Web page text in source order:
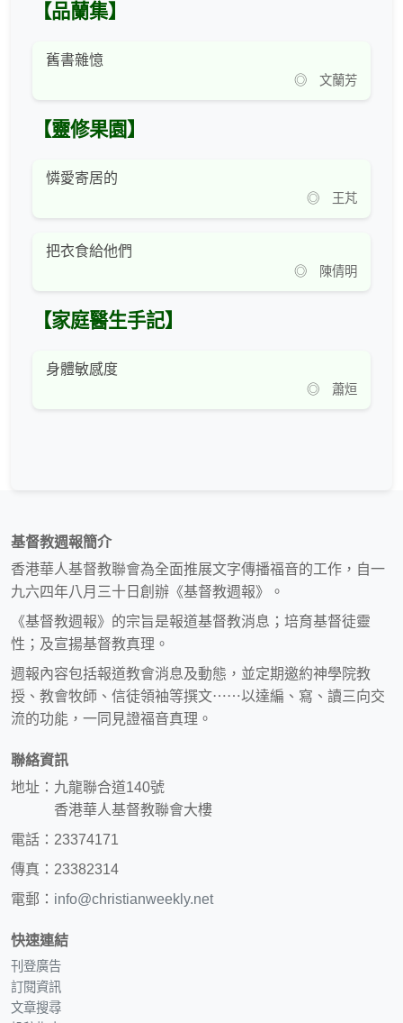
【品蘭集】
舊書雜憶
◎ 文蘭芳
【靈修果園】
憐愛寄居的
◎ 王芃
把衣食給他們
◎ 陳倩明
【家庭醫生手記】
身體敏感度
◎ 蕭烜
基督教週報簡介
香港華人基督教聯會為全面推展文字傳播福音的工作，自一
九六四年八月三十日創辦《基督教週報》。
《基督教週報》的宗旨是報道基督教消息；培育基督徒靈
性；及宣揚基督教真理。
週報內容包括報道教會消息及動態，並定期邀約神學院教
授、教會牧師、信徒領袖等撰文⋯⋯以達編、寫、讀三向交
流的功能，一同見證福音真理。
聯絡資訊
地址：九龍聯合道140號
香港華人基督教聯會大樓
電話：23374171
傳真：23382314
電郵： info@christianweekly.net
快速連結
刊登廣告
訂閱資訊
文章搜尋